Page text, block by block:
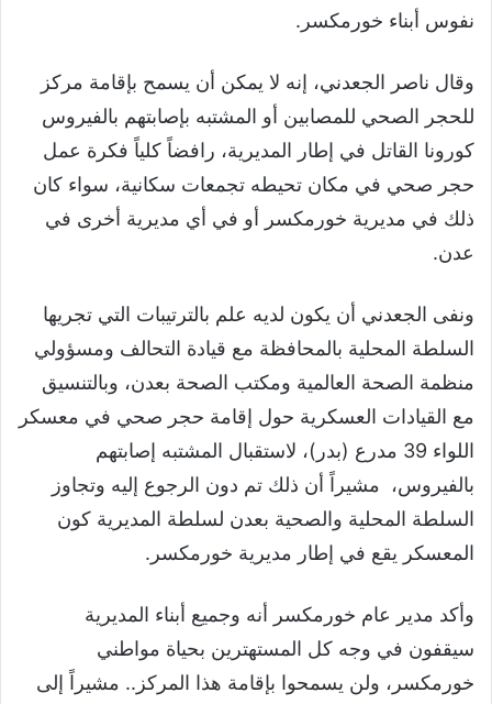
نفوس أبناء خورمكسر.
وقال ناصر الجعدني، إنه لا يمكن أن يسمح بإقامة مركز
للحجر الصحي للمصابين أو المشتبه بإصابتهم بالفيروس
كورونا القاتل في إطار المديرية، رافضاً كلياً فكرة عمل
حجر صحي في مكان تحيطه تجمعات سكانية، سواء كان
ذلك في مديرية خورمكسر أو في أي مديرية أخرى في
عدن.
ونفى الجعدني أن يكون لديه علم بالترتيبات التي تجريها
السلطة المحلية بالمحافظة مع قيادة التحالف ومسؤولي
منظمة الصحة العالمية ومكتب الصحة بعدن، وبالتنسيق
مع القيادات العسكرية حول إقامة حجر صحي في معسكر
اللواء 39 مدرع (بدر)، لاستقبال المشتبه إصابتهم
بالفيروس، مشيراً أن ذلك تم دون الرجوع إليه وتجاوز
السلطة المحلية والصحية بعدن لسلطة المديرية كون
المعسكر يقع في إطار مديرية خورمكسر.
وأكد مدير عام خورمكسر أنه وجميع أبناء المديرية
سيقفون في وجه كل المستهترين بحياة مواطني
خورمكسر، ولن يسمحوا بإقامة هذا المركز.. مشيراً إلى